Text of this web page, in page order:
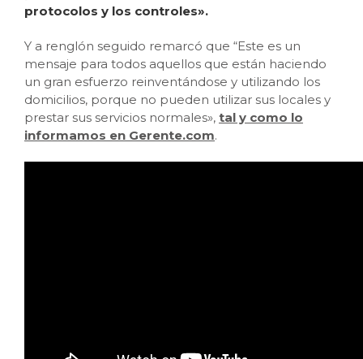
protocolos y los controles».
Y a renglón seguido remarcó que “Este es un
mensaje para todos aquellos que están haciendo
un gran esfuerzo reinventándose y utilizando los
domicilios, porque no pueden utilizar sus locales y
prestar sus servicios normales», tal y como lo
informamos en Gerente.com.